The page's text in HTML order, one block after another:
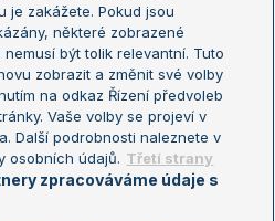
Turnaj mistrů
Turnaj mistryň
je zakážete. Pokud jsou
některé zobrazené
být tolik relevantní. Tuto
zobrazit a změnit své volby
na odkaz Řízení předvoleb
Vaše volby se projeví v
Další podrobnosti naleznete v
osobních údajů. Třetí strany
zpracováváme údaje s